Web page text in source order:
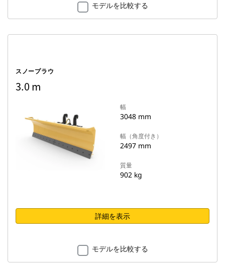
モデルを比較する
スノープラウ
3.0 m
幅
3048 mm
幅（角度付き）
2497 mm
質量
902 kg
詳細を表示
モデルを比較する